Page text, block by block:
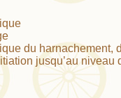
du harnachement,
jusqu’au